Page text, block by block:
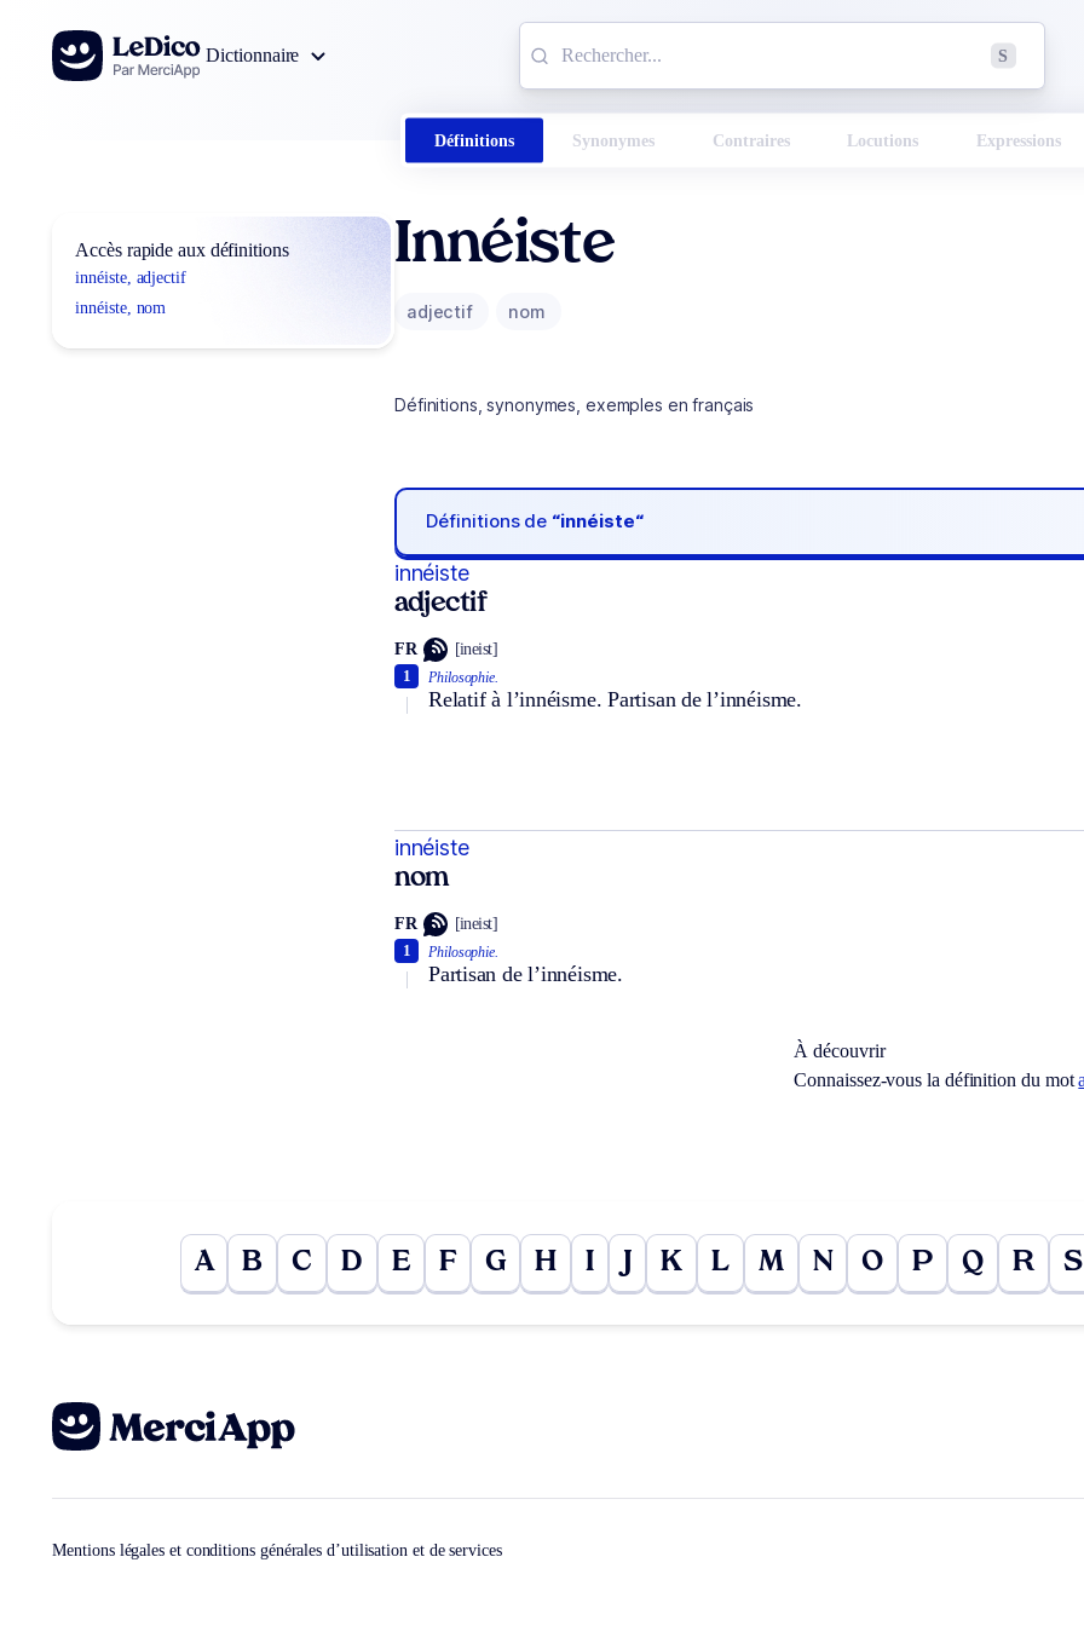
Aller au contenu
Dictionnaire
S
Définitions Synonymes Contraires Locutions Expressions
Accès rapide aux définitions
innéiste, adjectif
innéiste, nom
Innéiste
adjectif nom
Définitions, synonymes, exemples en français
Définitions de “innéiste“
innéiste
adjectif
FR [ineist]
Philosophie.
Relatif à l’innéisme. Partisan de l’innéisme.
1
innéiste
nom
FR [ineist]
Philosophie.
Partisan de l’innéisme.
1
À découvrir
Connaissez-vous la définition du mot
A B C D E F G H I K L M N O P Q R S
Mentions légales et conditions générales d’utilisation et de services